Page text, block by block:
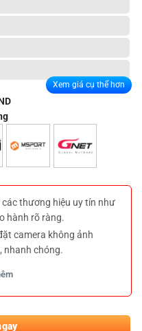
Xem giá cụ thể hơn
thương hiệu uy tín như
hành rõ ràng.
camera không ảnh
nhanh chóng.
dẫn chi tiết cho người mới